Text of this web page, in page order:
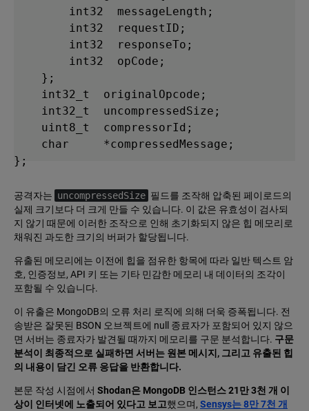
};
공격자는 uncompressedSize 필드를 조작해 압축된 페이로드의
실제 크기보다 더 크게 만들 수 있습니다. 이 값은 유효성이 검사되
지 않기 때문에 이러한 조작으로 인해 초기화되지 않은 힙 메모리로
채워진 과도한 크기의 버퍼가 할당됩니다.
유출된 메모리에는 이전에 힙을 점유한 항목에 따라 일반 텍스트 암
호, 인증정보, API 키 또는 기타 민감한 메모리 내 데이터의 조각이
포함될 수 있습니다.
이 유출은 MongoDB의 오류 처리 로직에 의해 더욱 증폭됩니다. 전
송받은 잘못된 BSON 오브젝트에 null 종료자가 포함되어 있지 않으
면 서버는 종료자가 발견될 때까지 메모리를 구문 분석합니다. 구문
분석이 최종적으로 실패하면 서버는 원본 메시지, 그리고 유출된 힙
의 내용이 담긴 오류 응답을 반환합니다.
본문 작성 시점에서 Shodan은 MongoDB 인스턴스 21만 3천 개 이
상이 인터넷에 노출되어 있다고 보고했으며, Sensys는 8만 7천 개